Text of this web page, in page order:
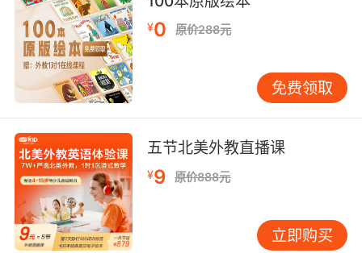
万圣节课程中体现得更明显：孩子们用南瓜雕刻
出英文单词，既保持传统习俗，又赋予国际元
素。斯坦福大学文化教育学教授Linda Wong评价
这种模式创造了第三空间的学习生态。 技术赋能
下的手工教学展现出惊人潜力。VIPKID自主研发
的AR手工套件，让虚拟外教能实时标注学员制作
的每个步骤。当孩子折叠千纸鹤时，系统自动识
别动作并弹出crane的发音示范，错误折叠会触发
3D动画纠正。这种智能反馈系统使学习效率提升
3倍，完美实现做中学的教育理想。 四、教学成
效与发展方向 经过五年实践验证，VIPKID英语手
工课程已形成完整教学体系。追踪数据显示，持
¥0 原价288元
免费领取
五节北美外教直播课
¥9 原价888元
立即购买